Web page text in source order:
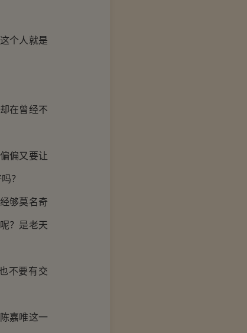
个人就是
在曾经不
偏又要让
？
够莫名奇
？是老天
不要有交
嘉唯这一